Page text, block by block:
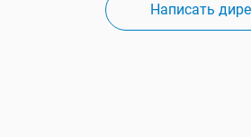
Написать